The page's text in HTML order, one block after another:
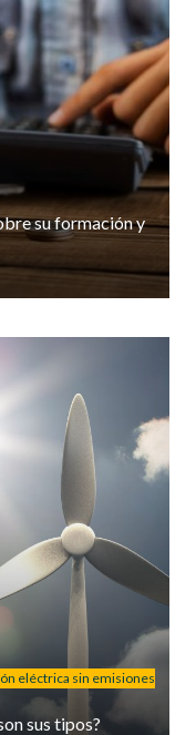
su formación y
eléctrica sin emisiones
sus tipos?